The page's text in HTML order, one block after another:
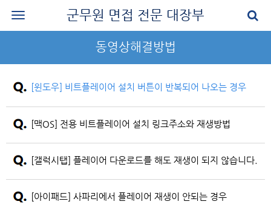
군무원 면접 전문 대장부
공지사항
나의 강의실
군무원 면접 후기
동영상해결방법
[윈도우] 비트플레이어 설치 버튼이 반복되어 나오는 경우
[맥OS] 전용 비트플레이어 설치 링크주소와 재생방법
[갤럭시탭] 플레이어 다운로드를 해도 재생이 되지 않습니다.
[아이패드] 사파리에서 플레이어 재생이 안되는 경우